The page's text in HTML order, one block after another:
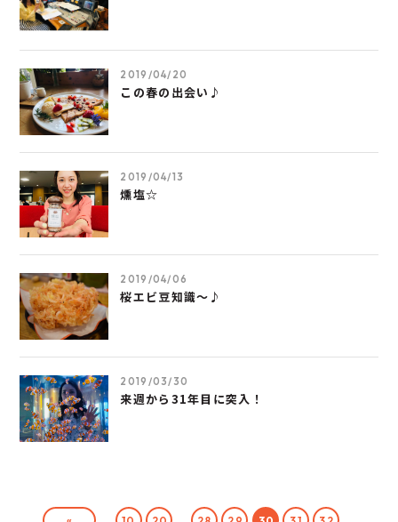
2019/04/20
この春の出会い♪
2019/04/13
燻塩☆
2019/04/06
桜エビ豆知識～♪
2019/03/30
来週から31年目に突入！